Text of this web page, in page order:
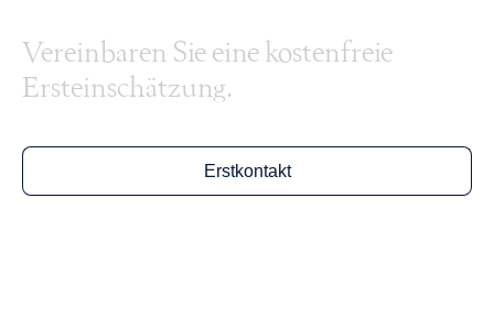
Vereinbaren Sie eine kostenfreie
Ersteinschätzung.
Erstkontakt